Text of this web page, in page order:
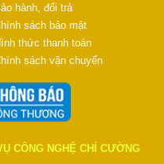
hành, đổi trả
sách bảo mật
thức thanh toán
sách vận chuyển
CÔNG NGHỆ CHÍ CƯỜNG